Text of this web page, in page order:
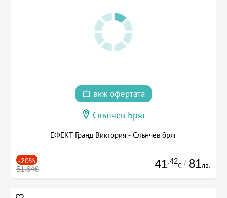
виж офертата
Слънчев Бряг
ЕФЕКТ Гранд Виктория - Слънчев бряг
-20%
51.64€ 41.42
€ / 81лв.